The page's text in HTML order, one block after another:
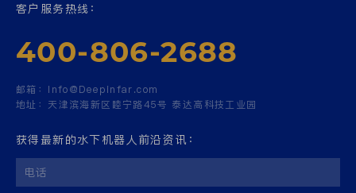
客户服务热线：
400-806-2688
邮箱： Info@Deepinfar.com
地址： 天津滨海新区睦宁路45号 泰达高科技工业园
获得最新的水下机器人前沿资讯：